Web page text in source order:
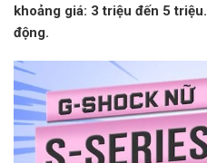
khoảng giá: 3 triệu đến 5 triệu.
động.